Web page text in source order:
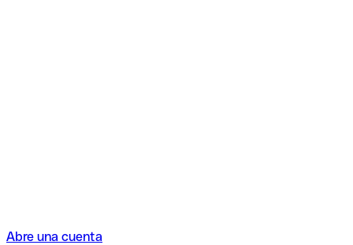
Abre una cuenta